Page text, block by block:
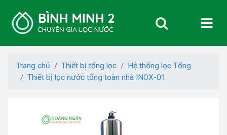
Trang chủ Thiết bị tổng lọc
Hệ thống lọc Tổng
Thiết bị lọc nước tổng toàn nhà INOX-01